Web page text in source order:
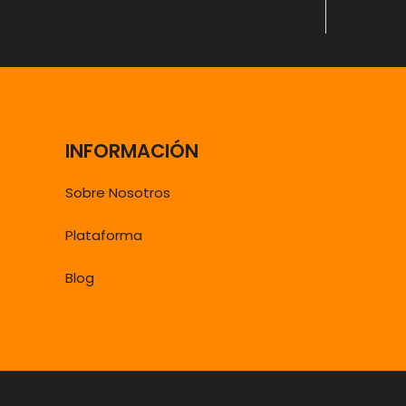
INFORMACIÓN
Sobre Nosotros
Plataforma
Blog